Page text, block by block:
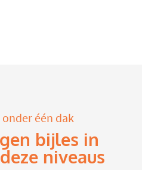
één dak
bijles in
niveaus